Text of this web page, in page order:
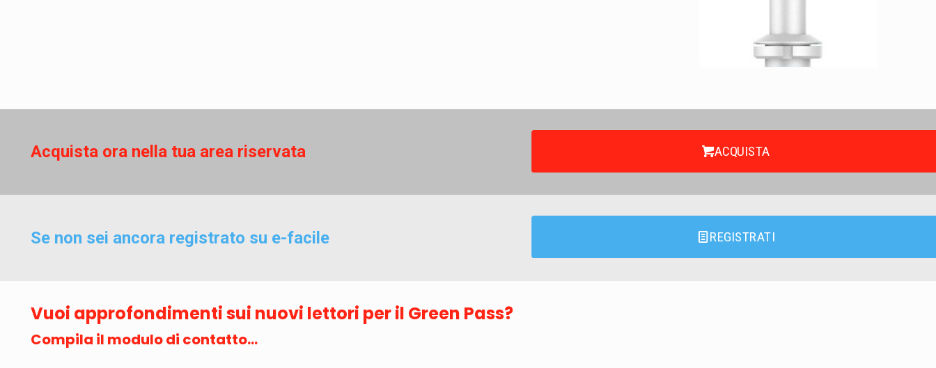
Acquista ora nella tua area riservata ACQUISTA
Se non sei ancora registrato su e-facile REGISTRATI
Vuoi approfondimenti sui nuovi lettori per il Green Pass?
Compila il modulo di contatto...